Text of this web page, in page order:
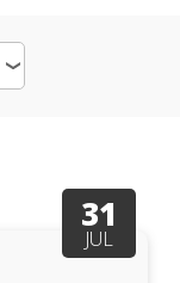
31
JUL